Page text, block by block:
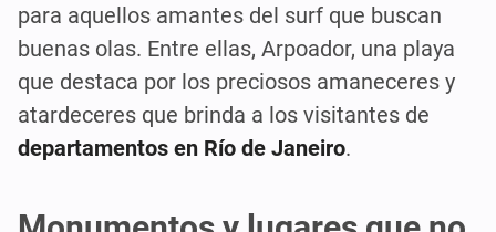
para aquellos amantes del surf que buscan
buenas olas. Entre ellas, Arpoador, una playa
que destaca por los preciosos amaneceres y
atardeceres que brinda a los visitantes de
departamentos en Río de Janeiro.